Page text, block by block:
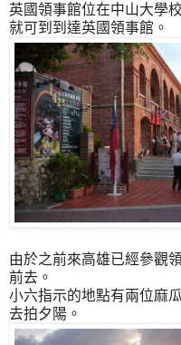
英國領事館位在中山大學
就可到到達英國領事館。
由於之前來高雄已經參觀
前去。
小六指示的地點有兩位麻
去拍夕陽。